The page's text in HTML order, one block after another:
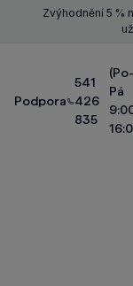
Zvýhodnění 5 %
Podpora
541
426
835
(Po-
Pá